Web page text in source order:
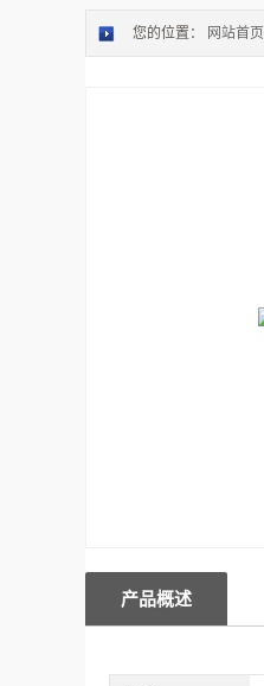
您的位置： 网站首页
产品概述